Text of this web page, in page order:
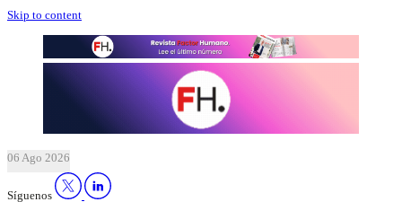
Skip to content
06 Ago 2026
Síguenos